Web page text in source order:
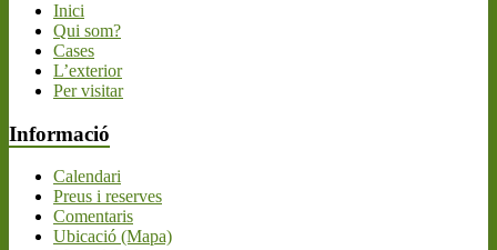
Inici
Qui som?
Cases
L’exterior
Per visitar
Informació
Calendari
Preus i reserves
Comentaris
Ubicació (Mapa)